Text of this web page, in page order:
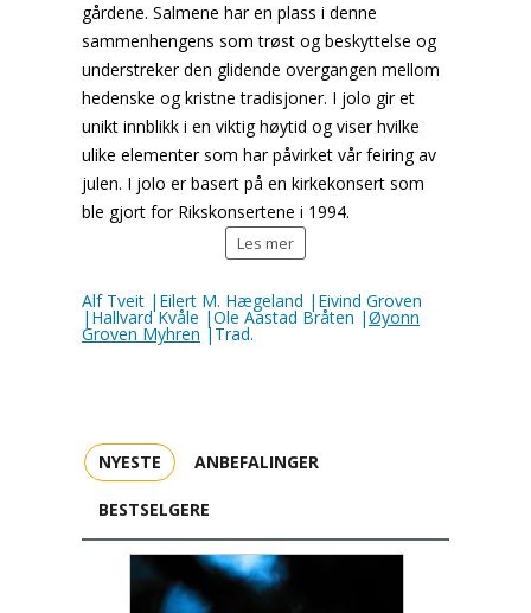
gårdene. Salmene har en plass i denne
sammenhengens som trøst og beskyttelse og
understreker den glidende overgangen mellom
hedenske og kristne tradisjoner. I jolo gir et
unikt innblikk i en viktig høytid og viser hvilke
ulike elementer som har påvirket vår feiring av
julen. I jolo er basert på en kirkekonsert som
ble gjort for Rikskonsertene i 1994.
Les mer
Alf Tveit |Eilert M. Hægeland |Eivind Groven
|Hallvard Kvåle |Ole Aastad Bråten |Øyonn
Groven Myhren |Trad.
NYESTE ANBEFALINGER
BESTSELGERE